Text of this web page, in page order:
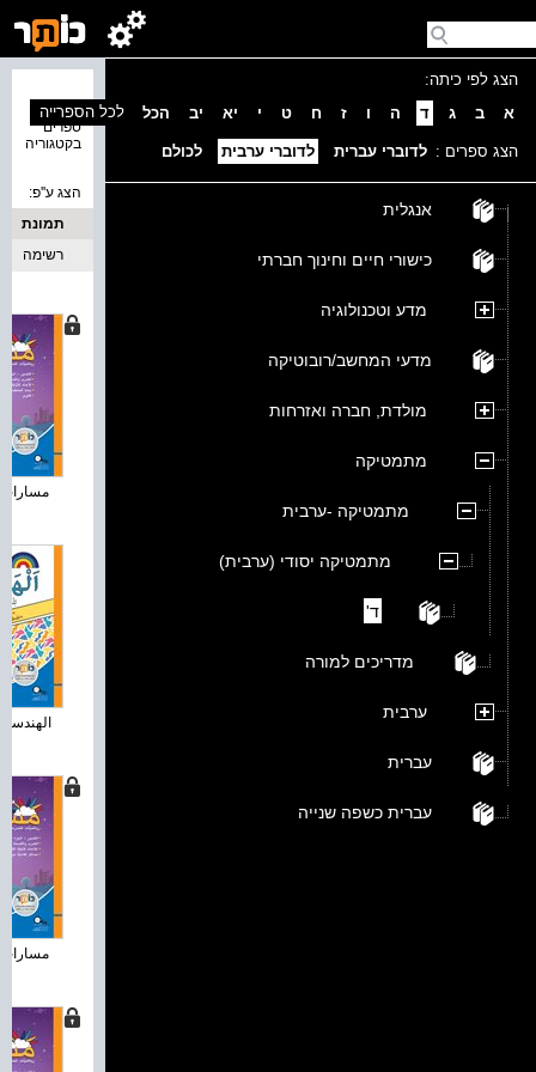
הצג לפי כיתה:
א
ב ג ד ה ו ז ח ט י יא יב הכל
הצג ספרים : לדוברי עברית לדוברי ערבית לכולם
אנגלית
כישורי חיים וחינוך חברתי
מדע וטכנולוגיה
מדעי המחשב/רובוטיקה
מולדת, חברה ואזרחות
מתמטיקה
מתמטיקה -ערבית
מתמטיקה יסודי (ערבית)
ד'
מדריכים למורה
ערבית
עברית
עברית כשפה שנייה
ספרים
בקטגוריה
לכל הספרייה
הצג ע''פ:
תמונת
כריכה
רשימה
مسارات
مسارات